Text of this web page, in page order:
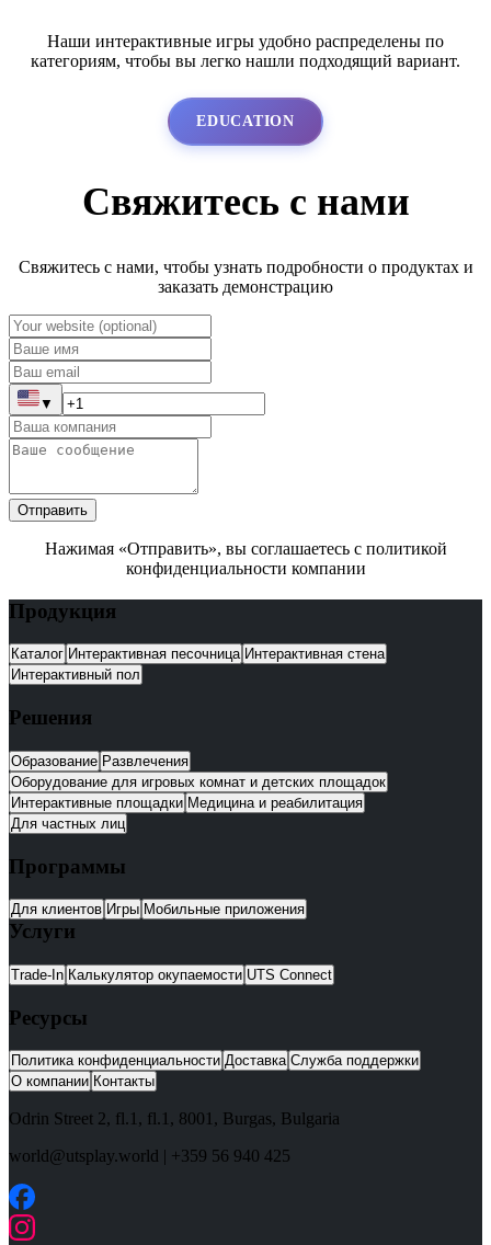
Наши интерактивные игры удобно распределены по
категориям, чтобы вы легко нашли подходящий вариант.
EDUCATION
Свяжитесь с нами
Свяжитесь с нами, чтобы узнать подробности о продуктах и
заказать демонстрацию
▼
Отправить
Нажимая «Отправить», вы соглашаетесь с политикой
конфиденциальности компании
Продукция
Каталог Интерактивная песочница Интерактивная стена
Интерактивный пол
Решения
Образование Развлечения
Оборудование для игровых комнат и детских площадок
Интерактивные площадки Медицина и реабилитация
Для частных лиц
Программы
Для клиентов Игры Мобильные приложения
Услуги
Trade-In Калькулятор окупаемости UTS Connect
Ресурсы
Политика конфиденциальности Доставка Служба поддержки
О компании Контакты
Odrin Street 2, fl.1 , fl.1, 8001 , Burgas, Bulgaria
world@utsplay.world | +359 56 940 425